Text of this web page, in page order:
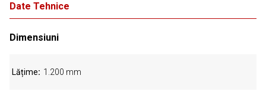
Date Tehnice
Dimensiuni
Lățime 1.200 mm